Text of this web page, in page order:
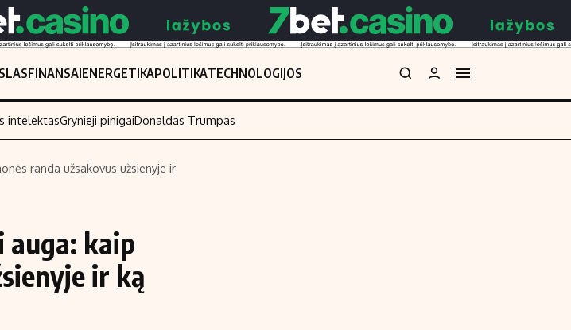
FINANSAIENERGETIKAPOLITIKATECHNOLOGIJOS
Indėlių skaičiuoklė
Būsto finansai
intelektasGrynieji pinigaiDonaldas Trumpas
randa užsakovus užsienyje ir
auga: kaip
ir ką